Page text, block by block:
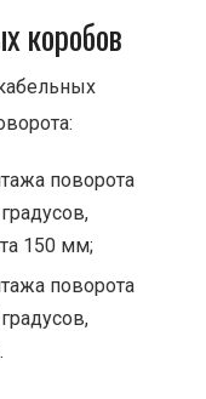
коробов
поворота
150 мм;
поворота